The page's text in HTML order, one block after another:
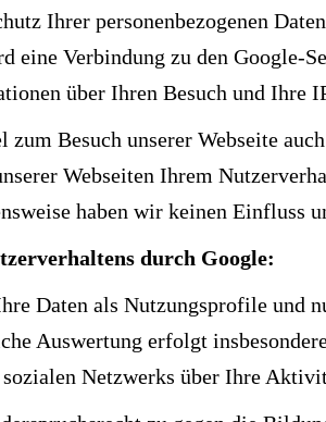
Ihrer personenbezogenen
eine Verbindung zu den Google-
über Ihren Besuch und Ihre
zum Besuch unserer Webseite
Webseiten Ihrem
haben wir keinen Einfluss
durch Google:
Daten als Nutzungsprofile und
Auswertung erfolgt
sozialen Netzwerks über Ihre